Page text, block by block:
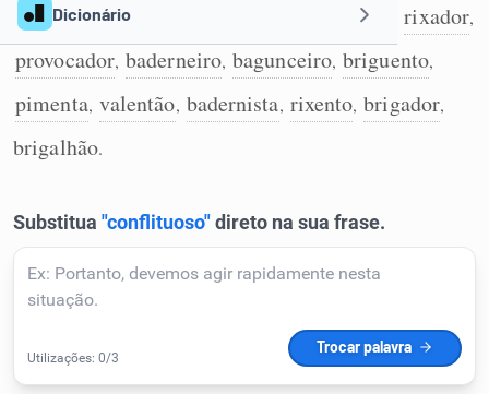
Dicionário
Sinônimos
Detector de IA
1 brigão,arruaceiro brigoso rixador,
provocador, baderneiro, bagunceiro, briguento,
pimenta, valentão, badernista, rixento, brigador,
brigalhão.